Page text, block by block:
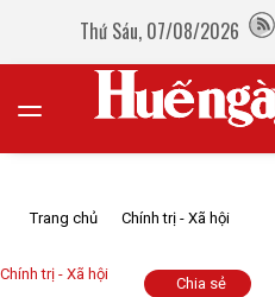
Thứ Sáu, 07/08/2026
Trang chủ Chính trị - Xã hội
Chính trị - Xã hội
Chia sẻ